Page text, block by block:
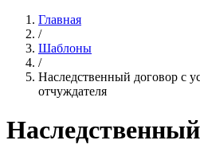
Главная
/
Шаблоны
/
Наследственный договор с
отчуждателя